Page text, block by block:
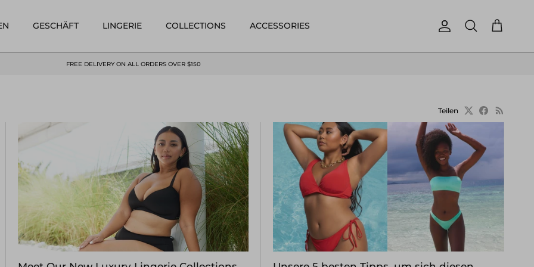
GESCHÄFT LINGERIE COLLECTIONS ACCESSORIES KontoSuchen
FREE DELIVERY ON ALL ORDERS OVER $150
Teilen